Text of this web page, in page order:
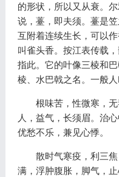
的形状，所以又从衰。
说，薹，即夫须。薹是
互附着连续生长，可以
叫雀头香。按江表传载
指此。它的叶像三棱和
棱、水巴戟之名。一般人
根味苦，性微寒，
人，益气，长须眉。治
优愁不乐，兼见心悸。
散时气寒疫，利三
满，浮肿腹胀，脚气，